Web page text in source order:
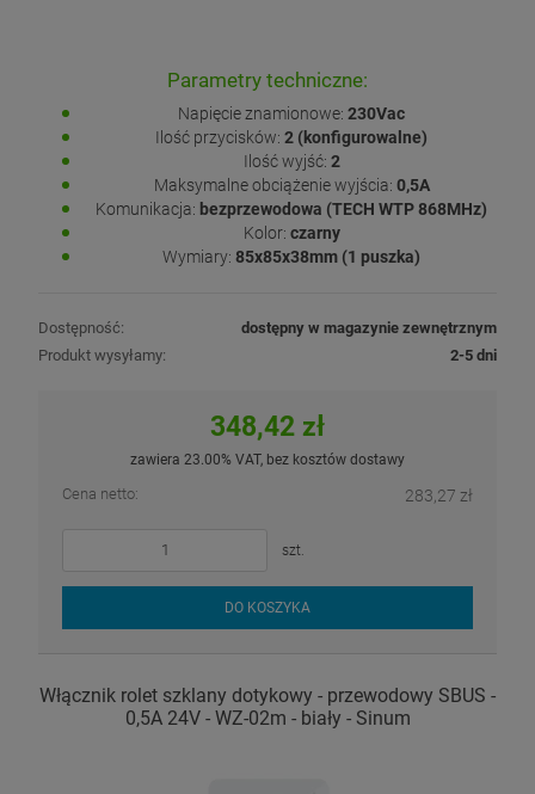
Parametry techniczne:
Napięcie znamionowe: 230Vac
Ilość przycisków: 2 (konfigurowalne)
Ilość wyjść: 2
Maksymalne obciążenie wyjścia: 0,5A
Komunikacja: bezprzewodowa (TECH WTP 868MHz)
Kolor: czarny
Wymiary: 85x85x38mm (1 puszka)
Dostępność:
dostępny w magazynie zewnętrznym
Produkt wysyłamy:
2-5 dni
348,42 zł
zawiera 23.00% VAT, bez kosztów dostawy
Cena netto: 283,27 zł
szt.
DO KOSZYKA
Włącznik rolet szklany dotykowy - przewodowy SBUS -
0,5A 24V - WZ-02m - biały - Sinum